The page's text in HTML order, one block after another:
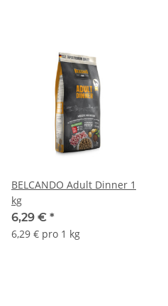
BELCANDO Adult Dinner 1
kg
6,29 € *
6,29 € pro 1 kg